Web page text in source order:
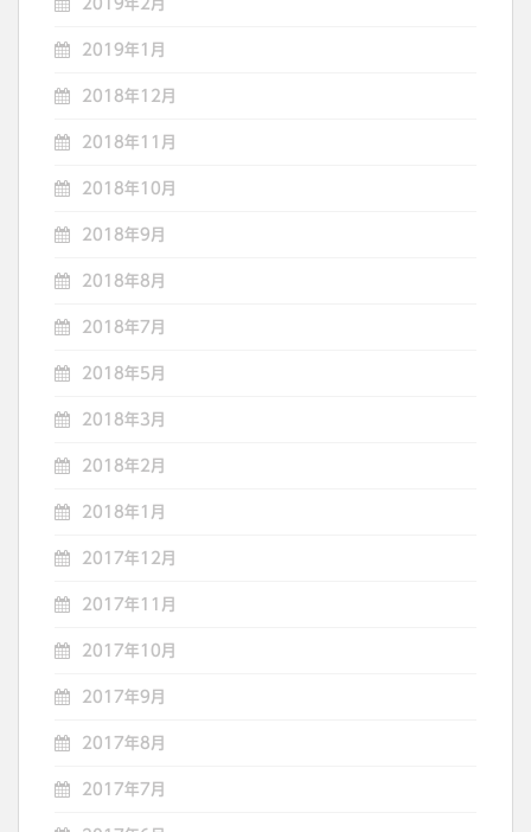
2019年2月
2019年1月
2018年12月
2018年11月
2018年10月
2018年9月
2018年8月
2018年7月
2018年5月
2018年3月
2018年2月
2018年1月
2017年12月
2017年11月
2017年10月
2017年9月
2017年8月
2017年7月